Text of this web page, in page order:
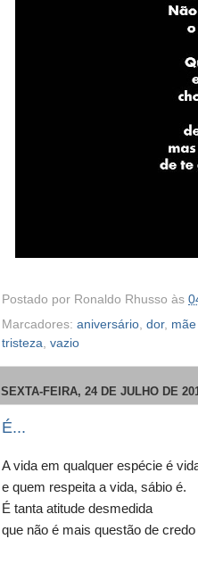
Postado por Ronaldo Rhusso às
Marcadores: aniversário, dor,
tristeza, vazio
SEXTA-FEIRA, 24 DE JULHO DE
É...
A vida em qualquer espécie é
e quem respeita a vida, sábio é.
É tanta atitude desmedida
que não é mais questão de credo